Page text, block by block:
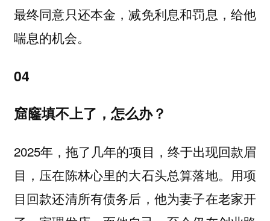
最终同意只还本金，减免利息和罚息，给他
喘息的机会。
04
窟窿填不上了，怎么办？
2025年，拖了几年的项目，终于出现回款眉
目，压在陈林心里的大石头总算落地。用项
目回款还清所有债务后，他为妻子在老家开